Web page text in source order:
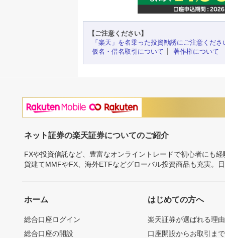
【ご注意ください】
「楽天」を名乗った投資勧誘にご注意くださ
仮名・借名取引について
著作権について
ネット証券の楽天証券についてのご紹介
FXや投資信託など、豊富なオンライントレードで初心者にも
貨建てMMFやFX、海外ETFなどグローバル投資商品も充実。
ホーム
総合口座ログイン
総合口座の開設
はじめての方へ
楽天証券が選ばれる理由
口座開設からお取引ま